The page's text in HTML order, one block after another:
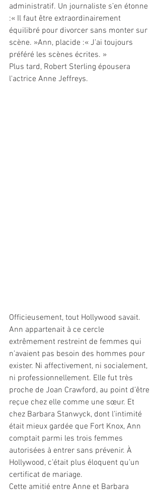
administratif. Un journaliste s’en étonne
:« Il faut être extraordinairement
équilibré pour divorcer sans monter sur
scène. »Ann, placide :« J’ai toujours
préféré les scènes écrites. »
Plus tard, Robert Sterling épousera
l'actrice Anne Jeffreys.
Officieusement, tout Hollywood savait.
Ann appartenait à ce cercle
extrêmement restreint de femmes qui
n’avaient pas besoin des hommes pour
exister. Ni affectivement, ni socialement,
ni professionnellement. Elle fut très
proche de Joan Crawford, au point d’être
reçue chez elle comme une sœur. Et
chez Barbara Stanwyck, dont l’intimité
était mieux gardée que Fort Knox, Ann
comptait parmi les trois femmes
autorisées à entrer sans prévenir. À
Hollywood, c’était plus éloquent qu’un
certificat de mariage.
Cette amitié entre Anne et Barbara